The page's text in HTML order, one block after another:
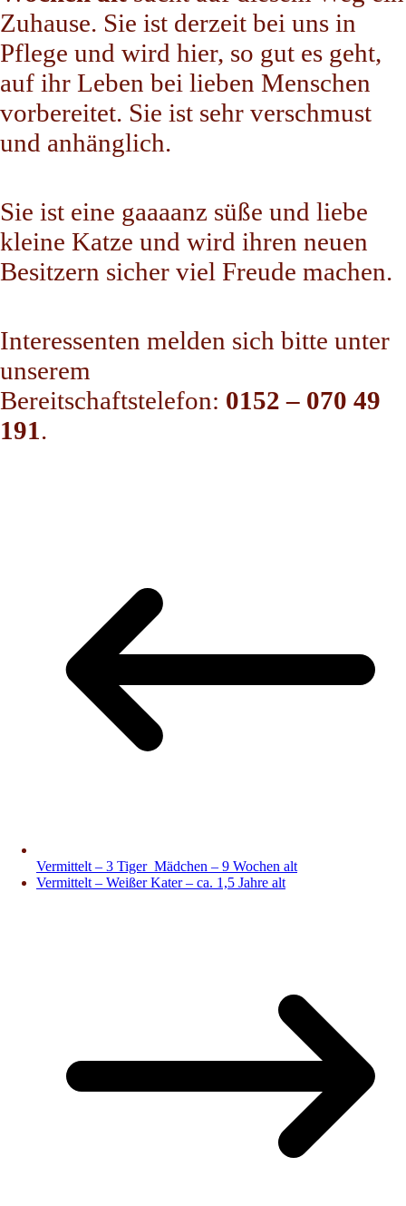
Zuhause. Sie ist derzeit bei uns in
Pflege und wird hier, so gut es geht,
auf ihr Leben bei lieben Menschen
vorbereitet. Sie ist sehr verschmust
und anhänglich.
Sie ist eine gaaaanz süße und liebe
kleine Katze und wird ihren neuen
Besitzern sicher viel Freude machen.
Interessenten melden sich bitte unter
unserem
Bereitschaftstelefon: 0152 – 070 49
191.
Vermittelt – 3 Tiger_Mädchen – 9 Wochen alt
Vermittelt – Weißer Kater – ca. 1,5 Jahre alt